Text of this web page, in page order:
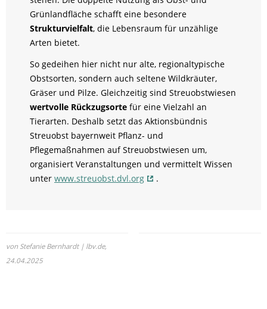
Grünlandfläche schafft eine besondere
Strukturvielfalt, die Lebensraum für unzählige
Arten bietet.
So gedeihen hier nicht nur alte, regionaltypische
Obstsorten, sondern auch seltene Wildkräuter,
Gräser und Pilze. Gleichzeitig sind Streuobstwiesen
wertvolle Rückzugsorte für eine Vielzahl an
Tierarten. Deshalb setzt das Aktionsbündnis
Streuobst bayernweit Pflanz- und
Pflegemaßnahmen auf Streuobstwiesen um,
organisiert Veranstaltungen und vermittelt Wissen
unter www.streuobst.dvl.org .
von Stefanie Bernhardt | lbv.de,
24.04.2025